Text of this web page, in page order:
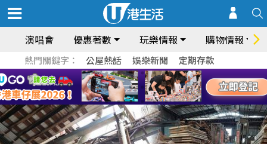
演唱會 優惠著數 玩樂情報 購物情報
熱門關鍵字： 公屋熱話 娛樂新聞 定期存款